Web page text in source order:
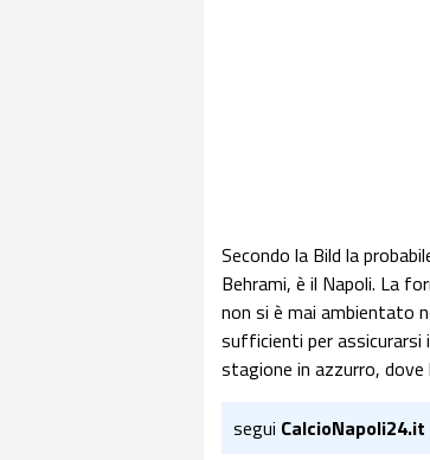
Secondo la Bild la
Behrami, è il Napoli. La
non si è mai ambientato
sufficienti per assicurarsi
stagione in azzurro,
segui CalcioNapoli24.it